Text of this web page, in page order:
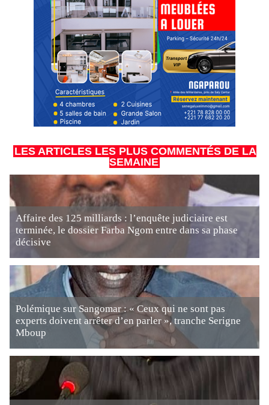
LES ARTICLES LES PLUS COMMENTÉS DE LA
SEMAINE
Affaire des 125 milliards : l’enquête judiciaire est
terminée, le dossier Farba Ngom entre dans sa phase
décisive
Polémique sur Sangomar : « Ceux qui ne sont pas
experts doivent arrêter d’en parler », tranche Serigne
Mboup